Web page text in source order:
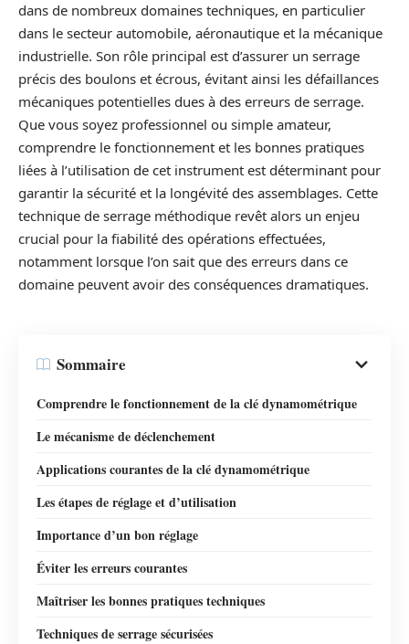
dans de nombreux domaines techniques, en particulier
dans le secteur automobile, aéronautique et la mécanique
industrielle. Son rôle principal est d’assurer un serrage
précis des boulons et écrous, évitant ainsi les défaillances
mécaniques potentielles dues à des erreurs de serrage.
Que vous soyez professionnel ou simple amateur,
comprendre le fonctionnement et les bonnes pratiques
liées à l’utilisation de cet instrument est déterminant pour
garantir la sécurité et la longévité des assemblages. Cette
technique de serrage méthodique revêt alors un enjeu
crucial pour la fiabilité des opérations effectuées,
notamment lorsque l’on sait que des erreurs dans ce
domaine peuvent avoir des conséquences dramatiques.
Sommaire
Comprendre le fonctionnement de la clé dynamométrique
Le mécanisme de déclenchement
Applications courantes de la clé dynamométrique
Les étapes de réglage et d’utilisation
Importance d’un bon réglage
Éviter les erreurs courantes
Maîtriser les bonnes pratiques techniques
Techniques de serrage sécurisées